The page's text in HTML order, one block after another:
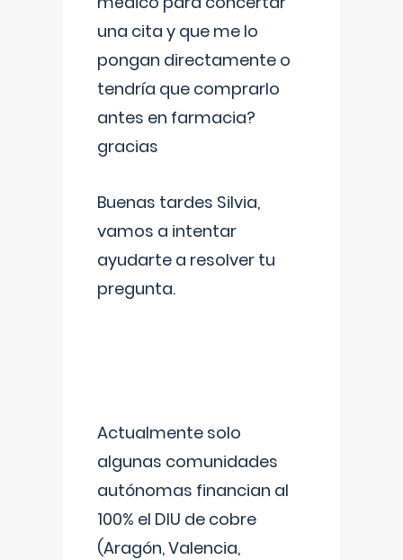
una cita y que me lo
pongan directamente o
tendría que comprarlo
antes en farmacia?
gracias
Buenas tardes Silvia,
vamos a intentar
ayudarte a resolver tu
pregunta.
Actualmente solo
algunas comunidades
autónomas financian al
100% el DIU de cobre
(Aragón, Valencia,